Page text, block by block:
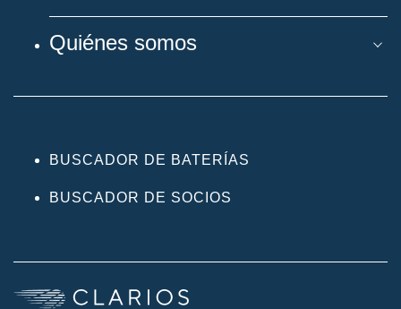
Quiénes somos
BUSCADOR DE BATERÍAS
BUSCADOR DE SOCIOS